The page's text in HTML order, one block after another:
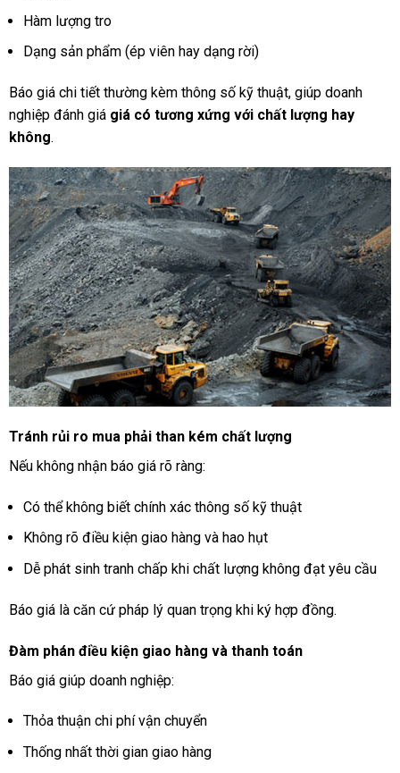
Hàm lượng tro
Dạng sản phẩm (ép viên hay dạng rời)
Báo giá chi tiết thường kèm thông số kỹ thuật, giúp doanh
nghiệp đánh giá giá có tương xứng với chất lượng hay
không.
Tránh rủi ro mua phải than kém chất lượng
Nếu không nhận báo giá rõ ràng:
Có thể không biết chính xác thông số kỹ thuật
Không rõ điều kiện giao hàng và hao hụt
Dễ phát sinh tranh chấp khi chất lượng không đạt yêu cầu
Báo giá là căn cứ pháp lý quan trọng khi ký hợp đồng.
Đàm phán điều kiện giao hàng và thanh toán
Báo giá giúp doanh nghiệp:
Thỏa thuận chi phí vận chuyển
Thống nhất thời gian giao hàng